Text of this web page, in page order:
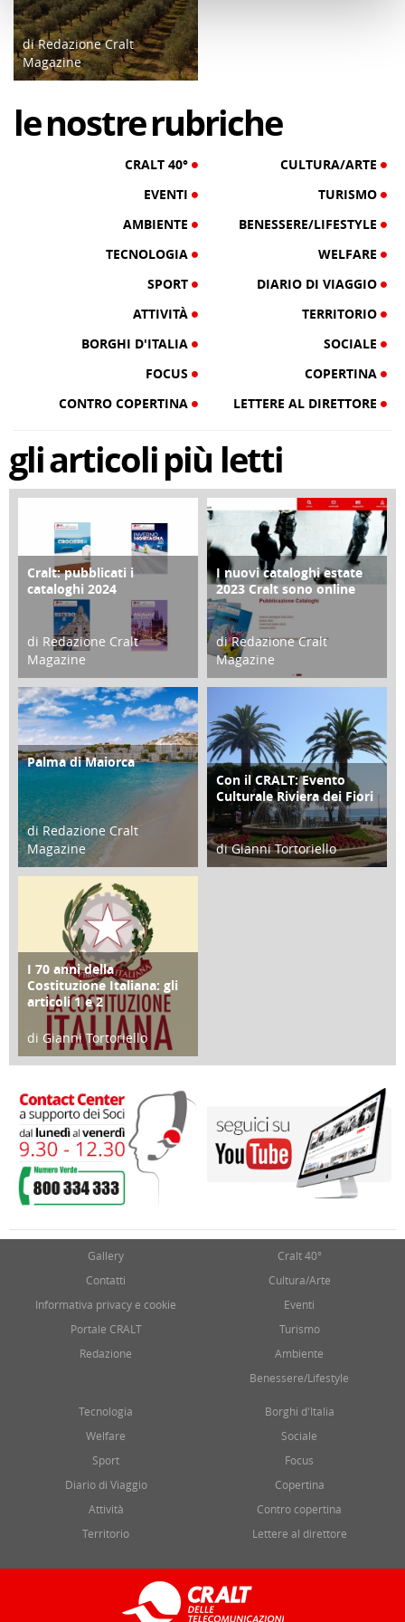
di Redazione Cralt
Magazine
lenostrerubriche
CRALT 40°
CULTURA/ARTE
EVENTI
TURISMO
AMBIENTE
BENESSERE/LIFESTYLE
TECNOLOGIA
WELFARE
SPORT
DIARIO DI VIAGGIO
ATTIVITÀ
TERRITORIO
BORGHI D'ITALIA
SOCIALE
FOCUS
COPERTINA
CONTRO COPERTINA
LETTERE AL DIRETTORE
gliarticolipiù letti
COPERTINA
Cralt: pubblicati i
cataloghi 2024
di Redazione Cralt
Magazine
21 Novembre 2023
CONTRO COPERTINA
I nuovi cataloghi estate
2023 Cralt sono online
di Redazione Cralt
Magazine
07 Marzo 2023
ATTIVITÀ
Palma di Maiorca
di Redazione Cralt
Magazine
25 Giugno 2016
ATTIVITÀ
Con il CRALT: Evento
Culturale Riviera dei Fiori
di Gianni Tortoriello
FOCUS
I 70 anni della
Costituzione Italiana: gli
articoli 1 e 2
di Gianni Tortoriello
17 Marzo 2018
Gallery
Contatti
Informativa privacy e cookie
Portale CRALT
Redazione
Cralt 40°
Cultura/Arte
Eventi
Turismo
Ambiente
Benessere/Lifestyle
Tecnologia
Welfare
Sport
Diario di Viaggio
Attività
Territorio
Borghi d'Italia
Sociale
Focus
Copertina
Contro copertina
Lettere al direttore